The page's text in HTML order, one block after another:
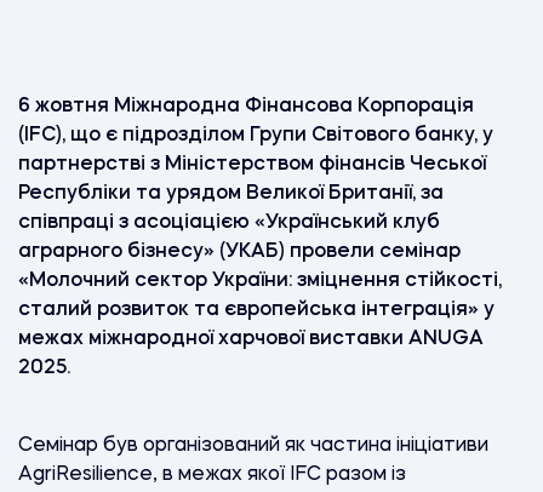
6 жовтня Міжнародна Фінансова Корпорація
(IFC), що є підрозділом Групи Світового банку, у
партнерстві з Міністерством фінансів Чеської
Республіки та урядом Великої Британії, за
співпраці з асоціацією «Український клуб
аграрного бізнесу» (УКАБ) провели семінар
«Молочний сектор України: зміцнення стійкості,
сталий розвиток та європейська інтеграція» у
межах міжнародної харчової виставки ANUGA
2025.
Семінар був організований як частина ініціативи
AgriResilience, в межах якої IFC разом із